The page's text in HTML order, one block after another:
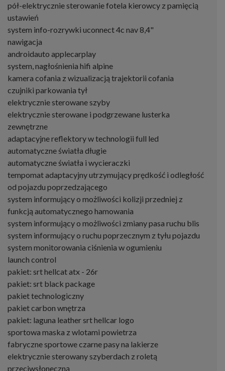
pół-elektrycznie sterowanie fotela kierowcy z pamięcią
ustawień
system info-rozrywki uconnect 4c nav 8,4"
nawigacja
androidauto applecarplay
system, nagłośnienia hifi alpine
kamera cofania z wizualizacją trajektorii cofania
czujniki parkowania tył
elektrycznie sterowane szyby
elektrycznie sterowane i podgrzewane lusterka
zewnętrzne
adaptacyjne reflektory w technologii full led
automatyczne światła długie
automatyczne światła i wycieraczki
tempomat adaptacyjny utrzymujący prędkość i odległość
od pojazdu poprzedzającego
system informujący o możliwości kolizji przedniej z
funkcją automatycznego hamowania
system informujący o możliwości zmiany pasa ruchu blis
system informujący o ruchu poprzecznym z tyłu pojazdu
system monitorowania ciśnienia w ogumieniu
launch control
pakiet: srt hellcat atx - 26r
pakiet: srt black package
pakiet technologiczny
pakiet carbon wnętrza
pakiet: laguna leather srt hellcar logo
sportowa maska z wlotami powietrza
fabryczne sportowe czarne pasy na lakierze
elektrycznie sterowany szyberdach z roletą
przeciwsłoneczną